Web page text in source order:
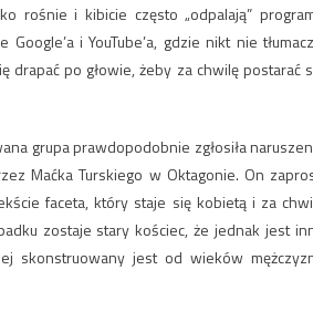
rośnie i kibicie często „odpalają”
i YouTube’a, gdzie nikt nie
drapać po głowie, żeby za chwilę postarać
grupa prawdopodobnie zgłosiła
Maćka Turskiego w Oktagonie. On
faceta, który staje się kobietą i za
zostaje stary kościec, że jednak jest
skonstruowany jest od wieków